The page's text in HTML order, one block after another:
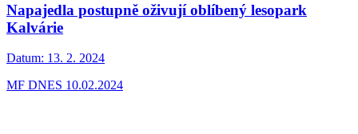
Napajedla postupně oživují oblíbený lesopark
Kalvárie
Datum: 13. 2. 2024
MF DNES 10.02.2024